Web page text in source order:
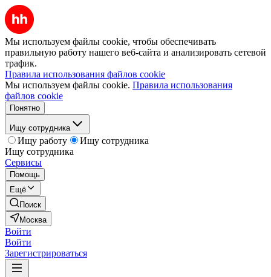
Мы используем файлы cookie, чтобы обеспечивать
правильную работу нашего веб-сайта и анализировать сетевой
трафик.
Правила использования файлов cookie
Мы используем файлы cookie. Правила использования
файлов cookie
Понятно
Ищу сотрудника
Ищу работу
Ищу сотрудника
Ищу сотрудника
Сервисы
Помощь
Ещё
Поиск
Москва
Войти
Войти
Зарегистрироваться